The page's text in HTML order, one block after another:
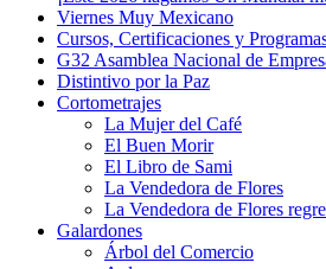
Viernes Muy Mexicano
Cursos, Certificaciones y
G32 Asamblea Nacional de
Distintivo por la Paz
Cortometrajes
La Mujer del Café
El Buen Morir
El Libro de Sami
La Vendedora de Flores
La Vendedora de Flores
Galardones
Árbol del Comercio